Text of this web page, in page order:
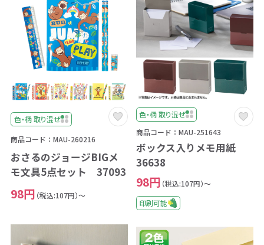
色・柄 取り混ぜ
商品コード：MAU-260216
おさるのジョージBIGメ
モ文具5点セット 37093
98円 （税込:107円）～
色・柄 取り混ぜ
商品コード：MAU-251643
ボックス入りメモ用紙
36638
98円 （税込:107円）～
印刷可能